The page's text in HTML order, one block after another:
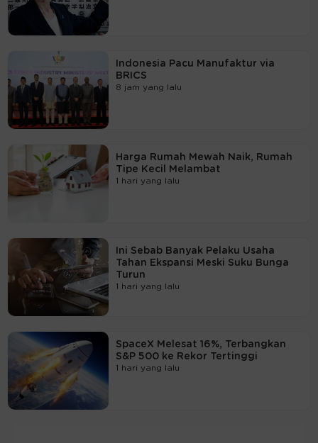
Indonesia Pacu Manufaktur via
BRICS
8 jam yang lalu
Harga Rumah Mewah Naik, Rumah
Tipe Kecil Melambat
1 hari yang lalu
Ini Sebab Banyak Pelaku Usaha
Tahan Ekspansi Meski Suku Bunga
Turun
1 hari yang lalu
SpaceX Melesat 16%, Terbangkan
S&P 500 ke Rekor Tertinggi
1 hari yang lalu